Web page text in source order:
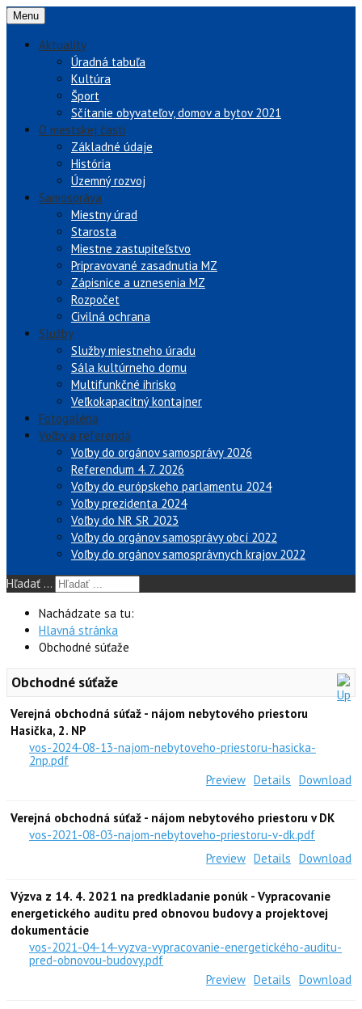
Menu
Aktuality
Úradná tabuľa
Kultúra
Šport
Sčítanie obyvateľov, domov a bytov 2021
O mestskej časti
Základné údaje
História
Územný rozvoj
Samospráva
Miestny úrad
Starosta
Miestne zastupiteľstvo
Pripravované zasadnutia MZ
Zápisnice a uznesenia MZ
Rozpočet
Civilná ochrana
Služby
Služby miestneho úradu
Sála kultúrneho domu
Multifunkčné ihrisko
Veľkokapacitný kontajner
Fotogaléria
Voľby a referendá
Voľby do orgánov samosprávy 2026
Referendum 4. 7. 2026
Voľby do európskeho parlamentu 2024
Voľby prezidenta 2024
Voľby do NR SR 2023
Voľby do orgánov samosprávy obcí 2022
Voľby do orgánov samosprávnych krajov 2022
Hľadať ...
Nachádzate sa tu:
Hlavná stránka
Obchodné súťaže
Obchodné súťaže
Verejná obchodná súťaž - nájom nebytového priestoru
Hasička, 2. NP
vos-2024-08-13-najom-nebytoveho-priestoru-hasicka-
2np.pdf
Download
Details
Preview
Verejná obchodná súťaž - nájom nebytového priestoru v DK
vos-2021-08-03-najom-nebytoveho-priestoru-v-dk.pdf
Download
Details
Preview
Výzva z 14. 4. 2021 na predkladanie ponúk - Vypracovanie
energetického auditu pred obnovou budovy a projektovej
dokumentácie
vos-2021-04-14-vyzva-vypracovanie-energetického-auditu-
pred-obnovou-budovy.pdf
Download
Details
Preview